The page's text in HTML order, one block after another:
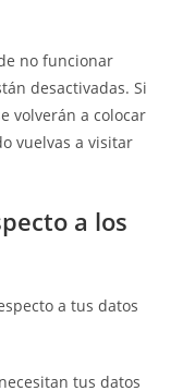
no funcionar
desactivadas. Si
volverán a colocar
vuelvas a visitar
a los
a tus datos
tus datos